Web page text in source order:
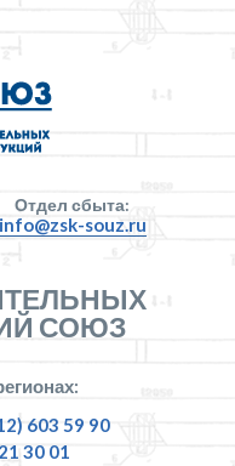
Отдел сбыта:
info@zsk-souz.ru
СОЮЗ
603 59 90
30 01